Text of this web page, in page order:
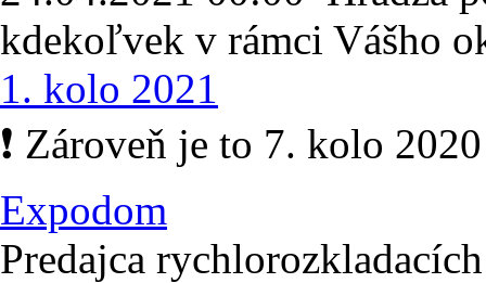
kdekoľvek v rámci Vášho
1. kolo 2021
❗ Zároveň je to 7. kolo 2020
Expodom
Predajca